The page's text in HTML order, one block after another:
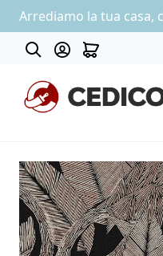
Arrediamo la tua casa,
COLLEZIONE CARTA DA
OUTLET